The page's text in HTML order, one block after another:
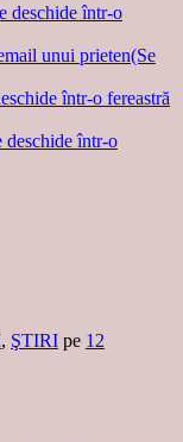
deschide într-o
unui prieten(Se
într-o fereastră
deschide într-o
, ŞTIRI pe 12